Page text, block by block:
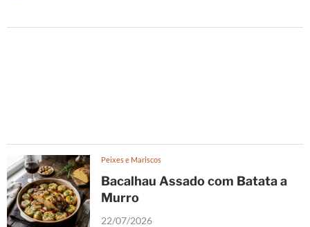
Peixes e Mariscos
Bacalhau Assado com Batata a
Murro
22/07/2026